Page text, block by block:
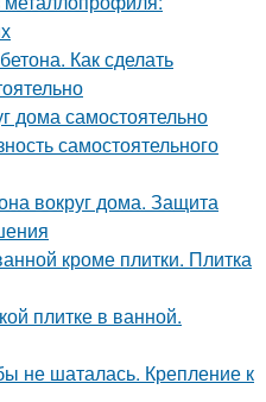
Как сделать
дома самостоятельно
самостоятельного
вокруг дома. Защита
кроме плитки. Плитка
плитке в ванной.
не шаталась. Крепление к